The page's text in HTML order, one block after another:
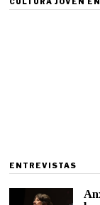
ENTREVISTAS